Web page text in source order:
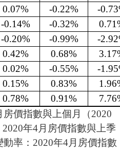
0.07% -0.22%
-
-0.14% -0.32%
-0.20% -0.99%
-
0.42% 0.68%
0.02% -0.55%
-
0.15% 0.83%
0.78% 0.91%
價指數與上個月（2020
年4月房價指數與上季
動率：2020年4月房價指數